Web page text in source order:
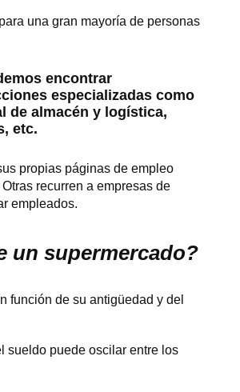
una gran mayoría de personas
encontrar
especializadas como
de almacén y logística,
etc.
propias páginas de empleo
recurren a empresas de
empleados.
un supermercado?
función de su antigüedad y del
sueldo puede oscilar entre los